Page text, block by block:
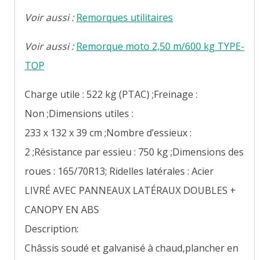
Voir aussi : Remorques utilitaires
Voir aussi : Remorque moto 2,50 m/600 kg TYPE-
TOP
Charge utile : 522 kg (PTAC) ;Freinage :
Non ;Dimensions utiles :
233 x 132 x 39 cm ;Nombre d’essieux :
2 ;Résistance par essieu : 750 kg ;Dimensions des
roues : 165/70R13; Ridelles latérales : Acier
LIVRÉ AVEC PANNEAUX LATÉRAUX DOUBLES +
CANOPY EN ABS
Description:
Châssis soudé et galvanisé à chaud,plancher en